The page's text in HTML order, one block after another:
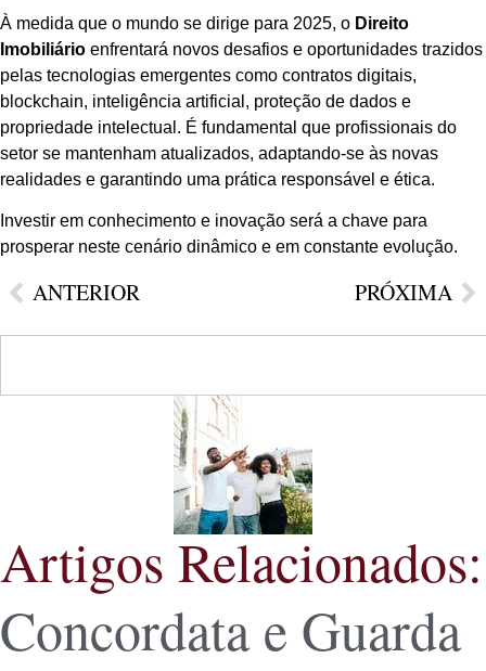
À medida que o mundo se dirige para 2025, o Direito
Imobiliário enfrentará novos desafios e oportunidades trazidos
pelas tecnologias emergentes como contratos digitais,
blockchain, inteligência artificial, proteção de dados e
propriedade intelectual. É fundamental que profissionais do
setor se mantenham atualizados, adaptando-se às novas
realidades e garantindo uma prática responsável e ética.
Investir em conhecimento e inovação será a chave para
prosperar neste cenário dinâmico e em constante evolução.
ANTERIOR PRÓXIMA
Artigos Relacionados:
Concordata e Guarda